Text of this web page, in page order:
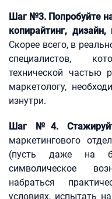
Шаг №3. Попробуйте
копирайтинг,
Скорее всего, в
специалистов,
технической частью
маркетологу,
изнутри.
Шаг №4.
маркетингового
(пусть даже на
символическое
набраться
условиях, испытать